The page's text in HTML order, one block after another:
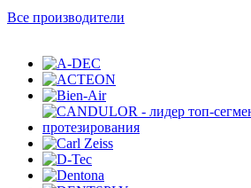
Все производители